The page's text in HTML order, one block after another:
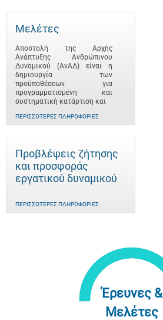
Μελέτες
Αποστολή της Αρχής
Ανάπτυξης Ανθρώπινου
Δυναμικού (ΑνΑΔ) είναι η
δημιουργία των
προϋποθέσεων για
προγραμματισμένη και
συστηματική κατάρτιση και
ΠΕΡΙΣΣΌΤΕΡΕΣ ΠΛΗΡΟΦΟΡΊΕΣ
Προβλέψεις ζήτησης
και προσφοράς
εργατικού δυναμικού
ΠΕΡΙΣΣΌΤΕΡΕΣ ΠΛΗΡΟΦΟΡΊΕΣ
Έρευνες &
Μελέτες